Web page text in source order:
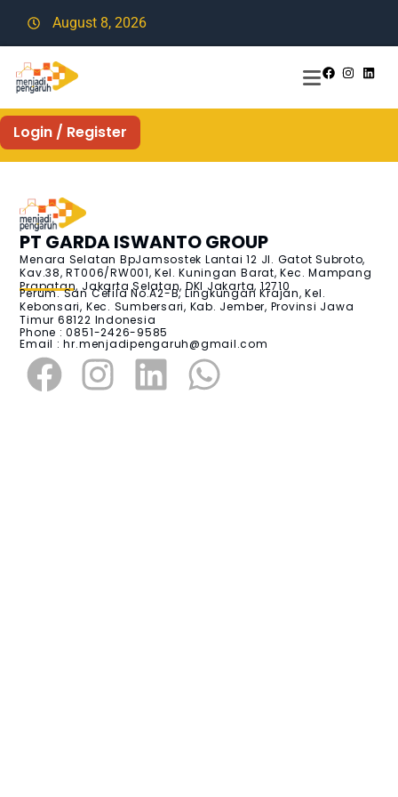
August 8, 2026
Login / Register
PT GARDA ISWANTO GROUP
Menara Selatan BpJamsostek Lantai 12 Jl. Gatot Subroto,
Kav.38, RT006/RW001, Kel. Kuningan Barat, Kec. Mampang
Prapatan, Jakarta Selatan, DKI Jakarta, 12710
Perum. San Cefila No.A2-B, Lingkungan Krajan, Kel.
Kebonsari, Kec. Sumbersari, Kab. Jember, Provinsi Jawa
Timur 68122 Indonesia
Phone : 0851-2426-9585
Email :hr.menjadipengaruh@gmail.com